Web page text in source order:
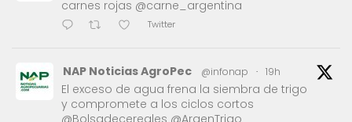
carnes rojas @carne_argentina
Twitter
NAP Noticias AgroPec @infonap · 19h
El exceso de agua frena la siembra de trigo
y compromete a los ciclos cortos